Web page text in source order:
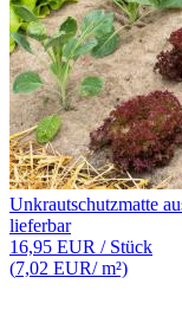
Unkrautschutzmatte
lieferbar
16,95 EUR / Stück
(7,02 EUR/ m²)